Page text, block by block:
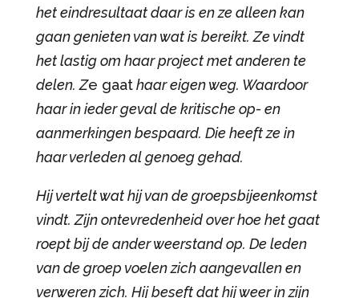
het eindresultaat daar is en ze alleen kan
gaan genieten van wat is bereikt. Ze vindt
het lastig om haar project met anderen te
delen. Ze gaathaar eigen weg. Waardoor
haar in ieder geval de kritische op- en
aanmerkingen bespaard. Die heeft ze in
haar verleden al genoeg gehad.
Hij vertelt wat hij van de groepsbijeenkomst
vindt. Zijn ontevredenheid over hoe het gaat
roept bij de ander weerstand op. De leden
van de groep voelen zich aangevallen en
verweren zich. Hij beseft dat hij weer in zijn